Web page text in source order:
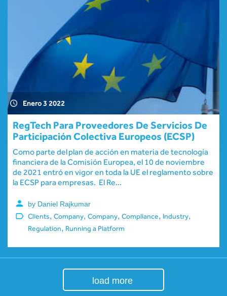
Enero 3 2022
RegTech Para Proveedores De Servicios De
Participación Colectiva Europeos (ECSP)
Como parte del plan de acción en materia de tecnología
financiera de la Comisión Europea, el 10 de noviembre
de 2021 entró en vigor en toda la UE el reglamento sobre
la ECSP para empresas. El Re...
by Daniel Rajkumar
Clients, Company, Company, Compliance, Industry,
Regulation, Running a Platform
load more